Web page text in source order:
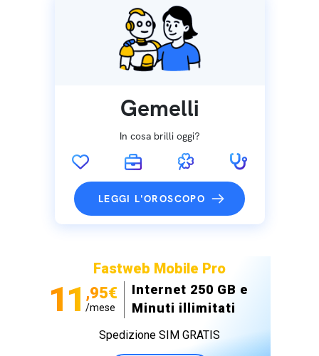
Gemelli
In cosa brilli oggi?
LEGGI L'OROSCOPO
Fastweb Mobile Pro
11 ,95€
/mese
Internet 250 GB e
Minuti illimitati
Spedizione SIM GRATIS